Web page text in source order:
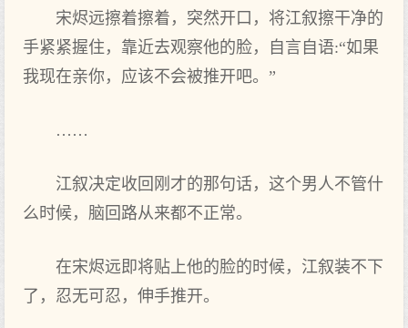
宋烬远擦着擦着，突然开口，将江叙擦干净的
手紧紧握住，靠近去观察他的脸，自言自语:“如果
我现在亲你，应该不会被推开吧。”
……
江叙决定收回刚才的那句话，这个男人不管什
么时候，脑回路从来都不正常。
在宋烬远即将贴上他的脸的时候，江叙装不下
了，忍无可忍，伸手推开。